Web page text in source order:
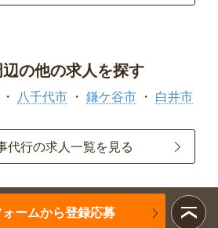
の他の求人を探す
八千代市 鎌ケ谷市 白井市
代行の求人一覧を見る
ォームから登録応募